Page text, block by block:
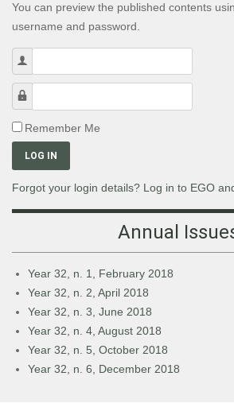
You can preview the published contents
username and password.
Remember Me
LOG IN
Forgot your login details? Log in to EGO
Annual
Year 32, n. 1, February 2018
Year 32, n. 2, April 2018
Year 32, n. 3, June 2018
Year 32, n. 4, August 2018
Year 32, n. 5, October 2018
Year 32, n. 6, December 2018